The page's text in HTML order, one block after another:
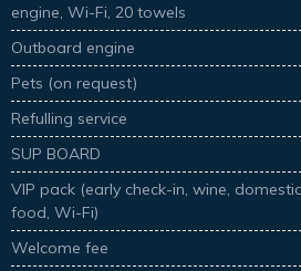
engine, Wi-Fi, 20 towels
Outboard engine
Pets (on request)
Refulling service
SUP BOARD
VIP pack (early check-in, wine,
food, Wi-Fi)
Welcome fee